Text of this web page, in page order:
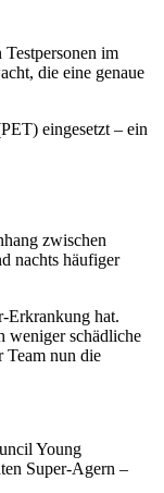
im
die eine genaue
eingesetzt – ein
zwischen
nachts häufiger
Erkrankung hat.
weniger schädliche
Team nun die
Young
Super-Agern –